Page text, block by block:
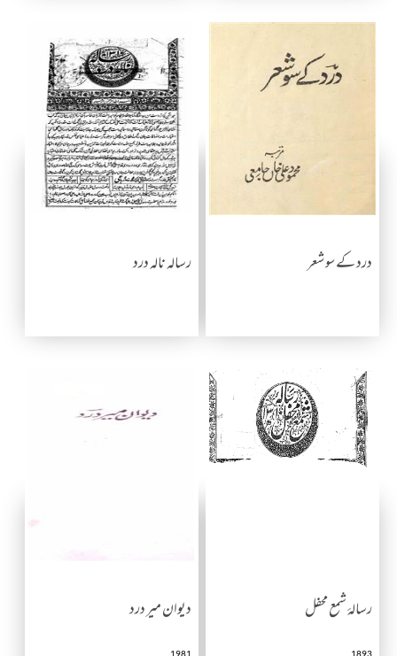
درد کے سو شعر رسالہ نالہ درد
رسالۂ شمع محفل
1893
دیوان میر درد
1981